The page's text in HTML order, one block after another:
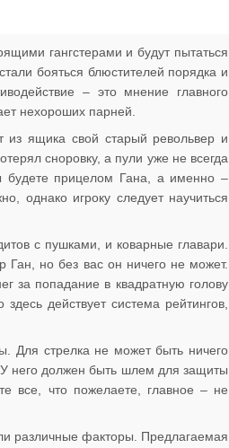
гангстерами и будут пытаться
бояться блюстителей порядка и
– это мнение главного
нехороших парней.
из ящика свой старый револьвер и
сноровку, а пули уже не всегда
будете прицелом Гана, а именно –
однако игроку следует научиться
с пушками, и коварные главари.
Ган, но без вас он ничего не может.
за попадание в квадратную голову
действует система рейтингов,
Для стрелка не может быть ничего
него должен быть шлем для защиты
все, что пожелаете, главное – не
различные факторы. Предлагаемая